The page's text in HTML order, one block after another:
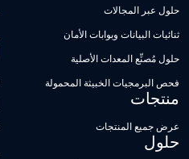
حلول عبر المجالات
ثنائيات البيانات وبوابات الأمان
حلول مُصنِّع المعدات الأصلية
فحص البرمجيات الخبيثة المحمولة
منتجات
عرض جميع المنتجات
حلول